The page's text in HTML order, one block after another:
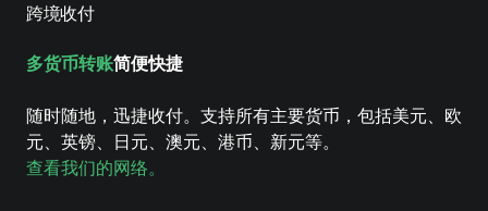
跨境收付
多货币转账简便快捷
随时随地，迅捷收付。支持所有主要货币，包括美元、欧
元、英镑、日元、澳元、港币、新元等。
查看我们的网络。